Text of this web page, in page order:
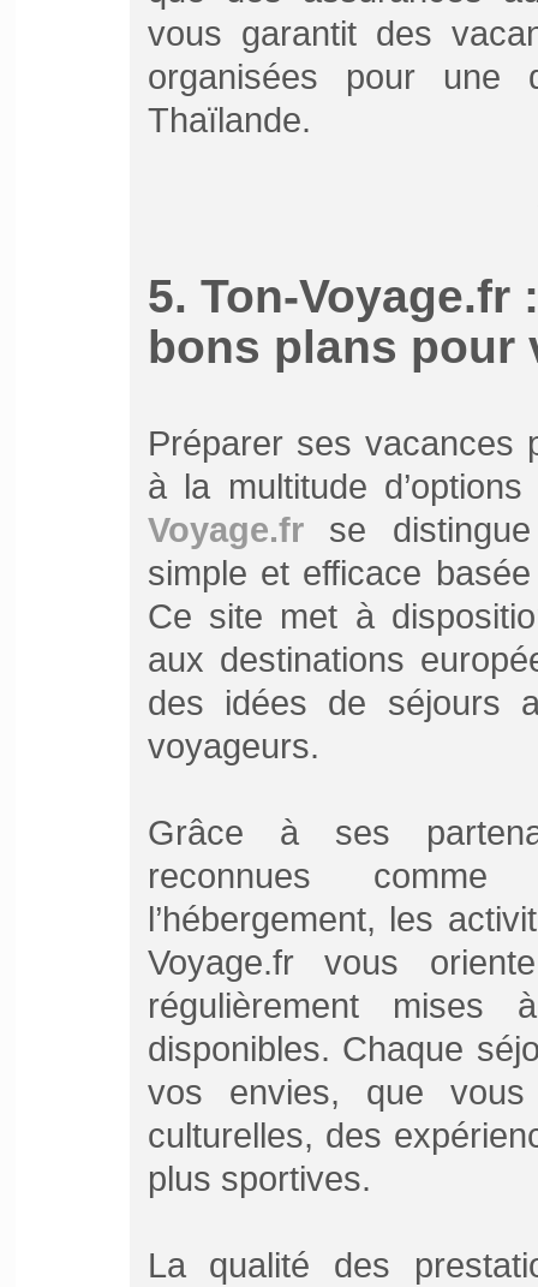
vous garantit des
organisées pour une
Thaïlande.
5. Ton-Voyage.fr
bons plans pour
Préparer ses vacances
à la multitude
Voyage.frse distingue
simple et efficace basée
Ce site met à
aux destinations
des idées de séjours
voyageurs.
Grâce à ses
reconnues
l’hébergement, les
Voyage.fr vous
régulièrement
disponibles. Chaque
vos envies, que
culturelles, des
plus sportives.
La qualité des